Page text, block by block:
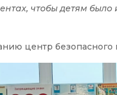
чтобы детям было
центр безопасного